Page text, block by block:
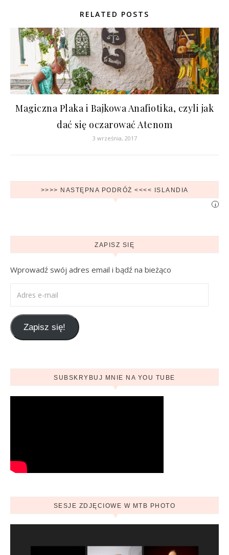
RELATED POSTS
Magiczna Plaka i Bajkowa Anafiotika, czyli jak
dać się oczarować Atenom
3 września, 2017
>>>> NASTĘPNA PODRÓŻ <<<< ISLANDIA
i
ZAPISZ SIĘ
Wprowadź swój adres email i bądź na bieżąco
Zapisz się!
SUBSKRYBUJ MNIE NA YOU TUBE
SESJE ZDJĘCIOWE W MTB PHOTO